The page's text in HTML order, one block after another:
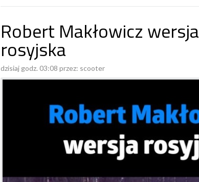
Robert Makłowicz wersja
rosyjska
dzisiaj godz. 03:08 przez: scooter